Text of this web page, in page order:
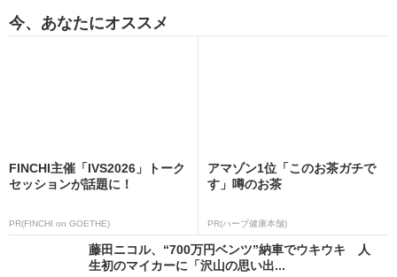
今、あなたにオススメ
FINCHI主催「IVS2026」トーク
セッションが話題に！
PR(FINCHI on GOETHE)
アマゾン1位「このお茶ガチで
す」噂のお茶
PR(ハーブ健康本舗)
藤田ニコル、“700万円ベンツ”納車でウキウキ 人
生初のマイカーに「沢山の思い出...